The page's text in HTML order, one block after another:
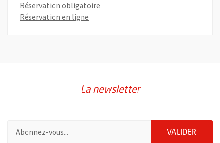
Réservation obligatoire
Réservation en ligne
La newsletter
VALIDER